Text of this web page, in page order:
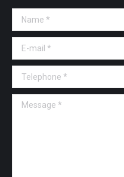
Name *
E-mail *
Telephone *
Message *